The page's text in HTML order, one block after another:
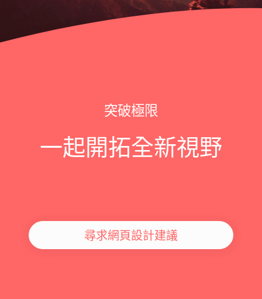
突破極限
一起開拓全新視野
尋求網頁設計建議